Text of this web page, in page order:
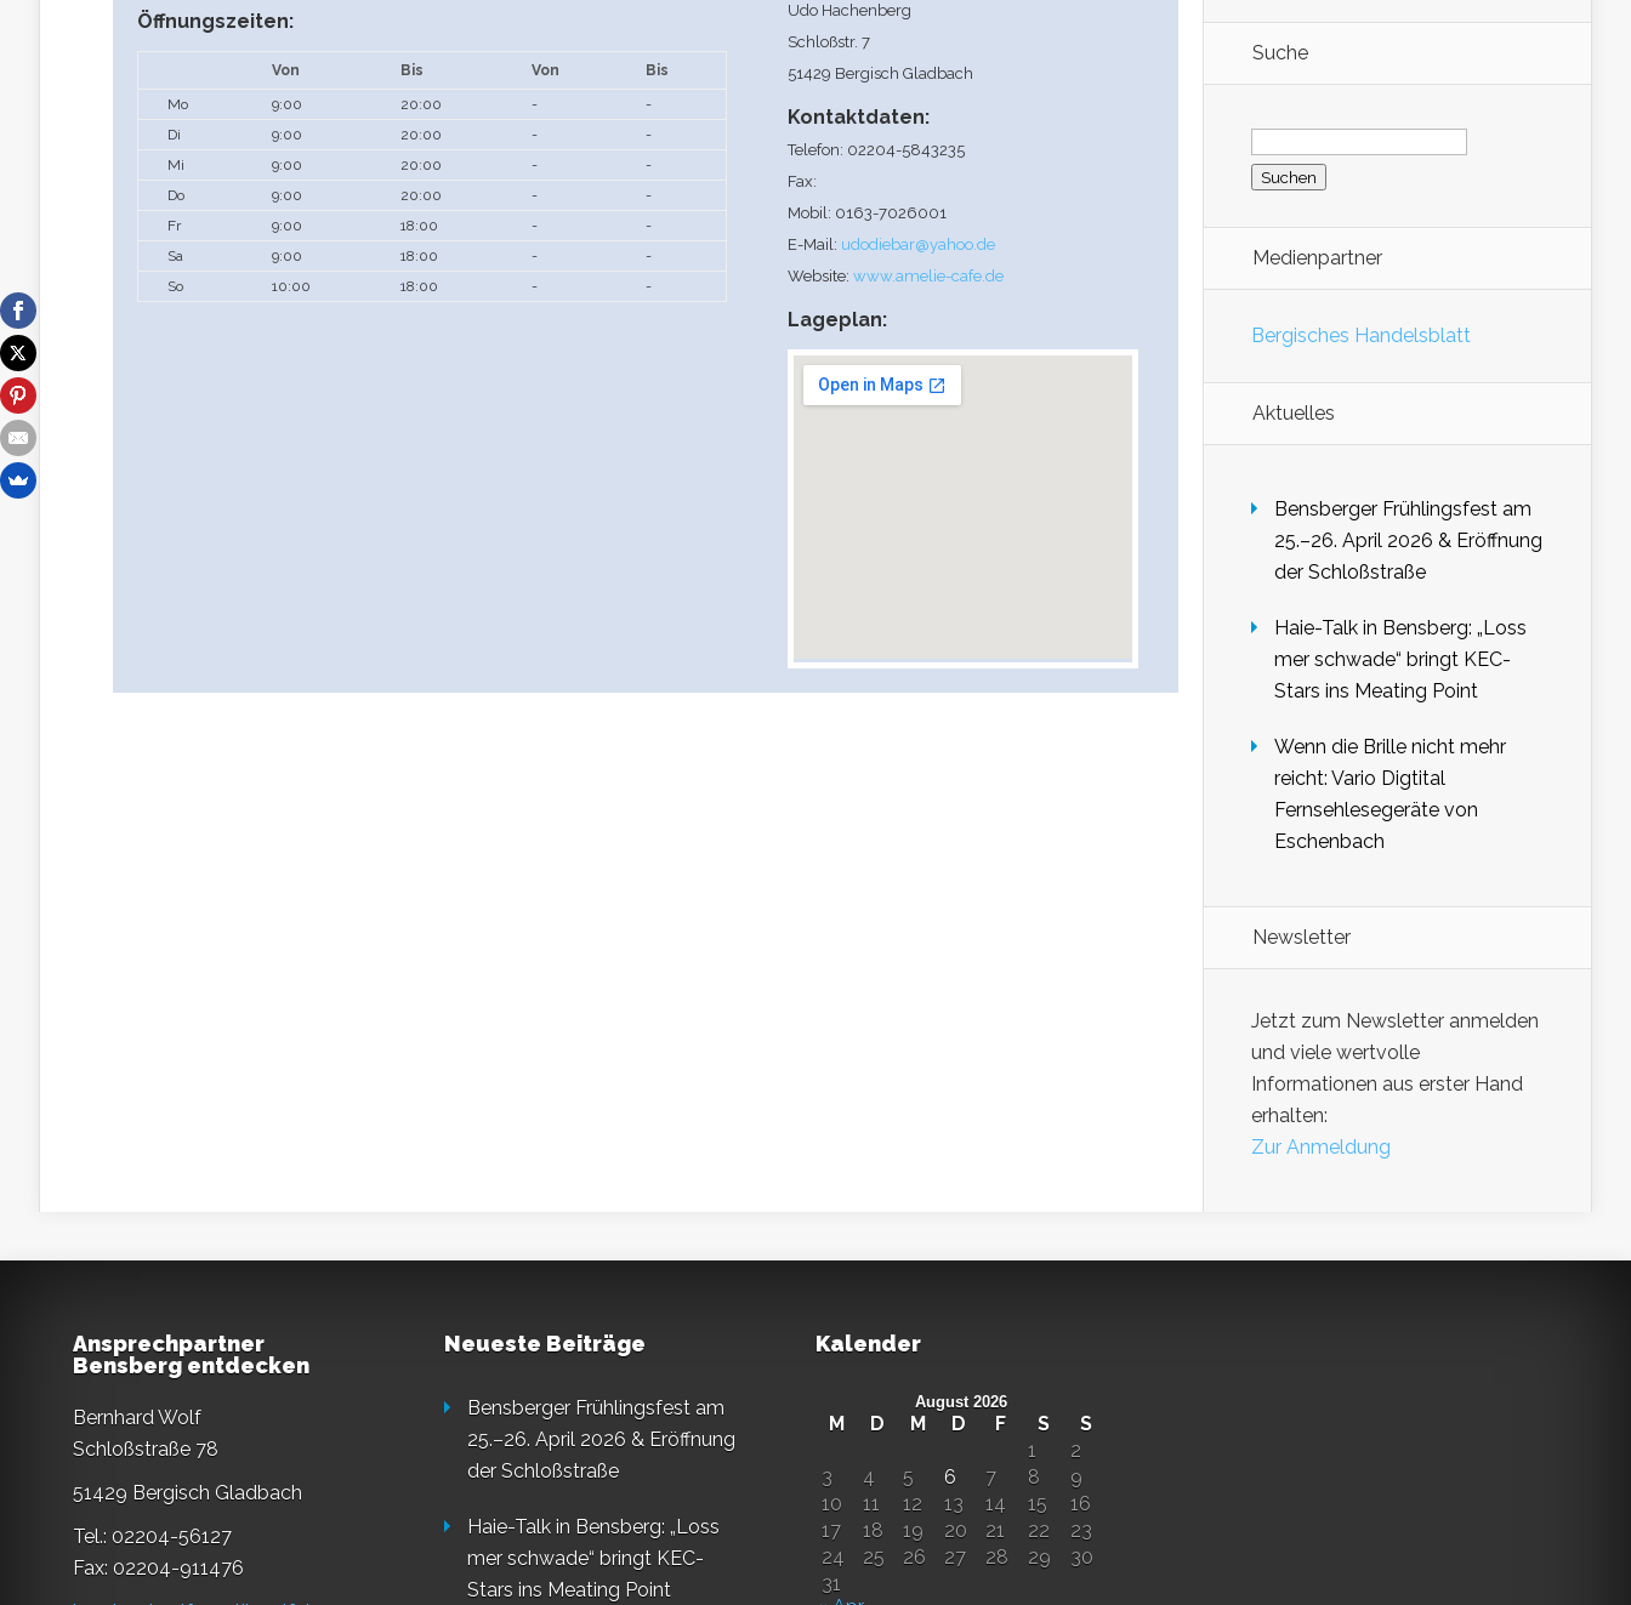
Öffnungszeiten:
Von Bis Von
Bis
Mo
9:00 20:00 -
-
Di
9:00 20:00 -
-
Mi
9:00 20:00 -
-
Do
9:00 20:00 -
-
Fr
9:00 18:00 -
-
Sa
9:00 18:00 -
-
So
10:00 18:00 - -
Udo Hachenberg
Schloßstr. 7
51429 Bergisch Gladbach
Kontaktdaten:
Telefon: 02204-5843235
Fax:
Mobil: 0163-7026001
E-Mail: udodiebar@yahoo.de
Website:www.amelie-cafe.de
Lageplan:
Suche
Suchen
Medienpartner
Bergisches Handelsblatt
Aktuelles
Bensberger Frühlingsfest am
25.–26. April 2026 & Eröffnung
der Schloßstraße
Haie-Talk in Bensberg: „Loss
mer schwade“ bringt KEC-
Stars ins Meating Point
Wenn die Brille nicht mehr
reicht: Vario Digtital
Fernsehlesegeräte von
Eschenbach
Newsletter
Jetzt zum Newsletter anmelden
und viele wertvolle
Informationen aus erster Hand
erhalten:
Zur Anmeldung
Ansprechpartner
Bensberg entdecken
Bernhard Wolf
Schloßstraße 78
51429 Bergisch Gladbach
Tel.: 02204-56127
Fax: 02204-911476
Neueste Beiträge
Bensberger Frühlingsfest am
25.–26. April 2026 & Eröffnung
der Schloßstraße
Haie-Talk in Bensberg: „Loss
mer schwade“ bringt KEC-
Stars ins Meating Point
Kalender
August 2026
M D M D F S
S
1
2
3
4 5 6 7 8
9
10
11 12 13 14 15
16
17
18 19 20 21 22
23
24
25 26 27 28 29
30
31